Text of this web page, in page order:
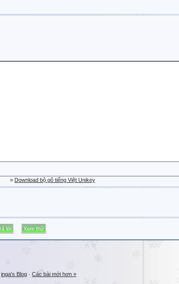
» Download bộ gõ tiếng Việt Unikey
inga's Blog · Các bài mới hơn »